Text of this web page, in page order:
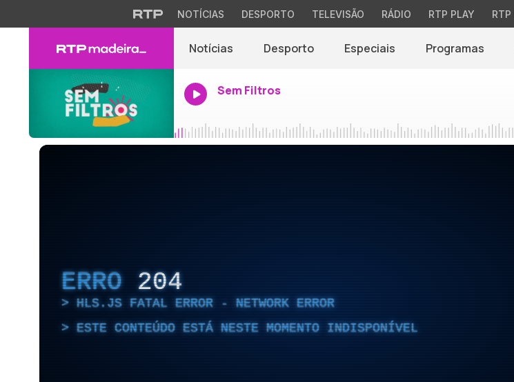
NOTÍCIAS DESPORTO TELEVISÃO RÁDIO RTP PLAY RTP
Notícias Desporto Especiais Programas
Sem Filtros
ERRO 204
HLS.JS FATAL ERROR - NETWORK ERROR
ESTE CONTEÚDO ESTÁ NESTE MOMENTO INDISPONÍVEL